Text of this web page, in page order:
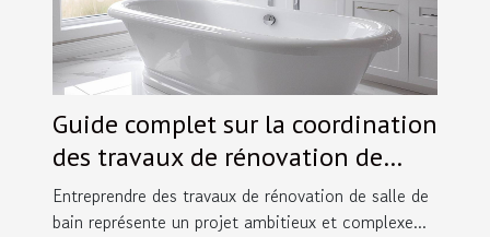
Guide complet sur la coordination
des travaux de rénovation de
salles de bain
Entreprendre des travaux de rénovation de salle de
bain représente un projet ambitieux et complexe...